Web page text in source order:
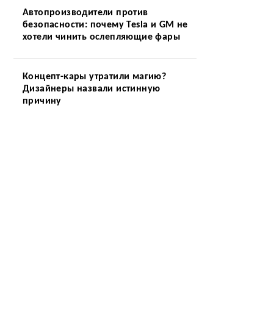
Автопроизводители против
безопасности: почему Tesla и GM не
хотели чинить ослепляющие фары
Концепт-кары утратили магию?
Дизайнеры назвали истинную
причину